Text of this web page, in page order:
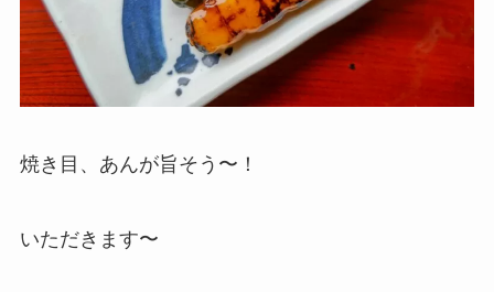
焼き目、あんが旨そう〜！
いただきます〜